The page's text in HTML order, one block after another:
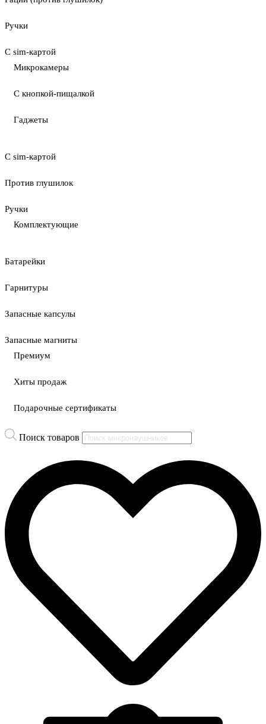
Ручки
С sim-картой
Микрокамеры
С кнопкой-пищалкой
Гаджеты
С sim-картой
Против глушилок
Ручки
Комплектующие
Батарейки
Гарнитуры
Запасные капсулы
Запасные магниты
Премиум
Хиты продаж
Подарочные сертификаты
Поиск товаров